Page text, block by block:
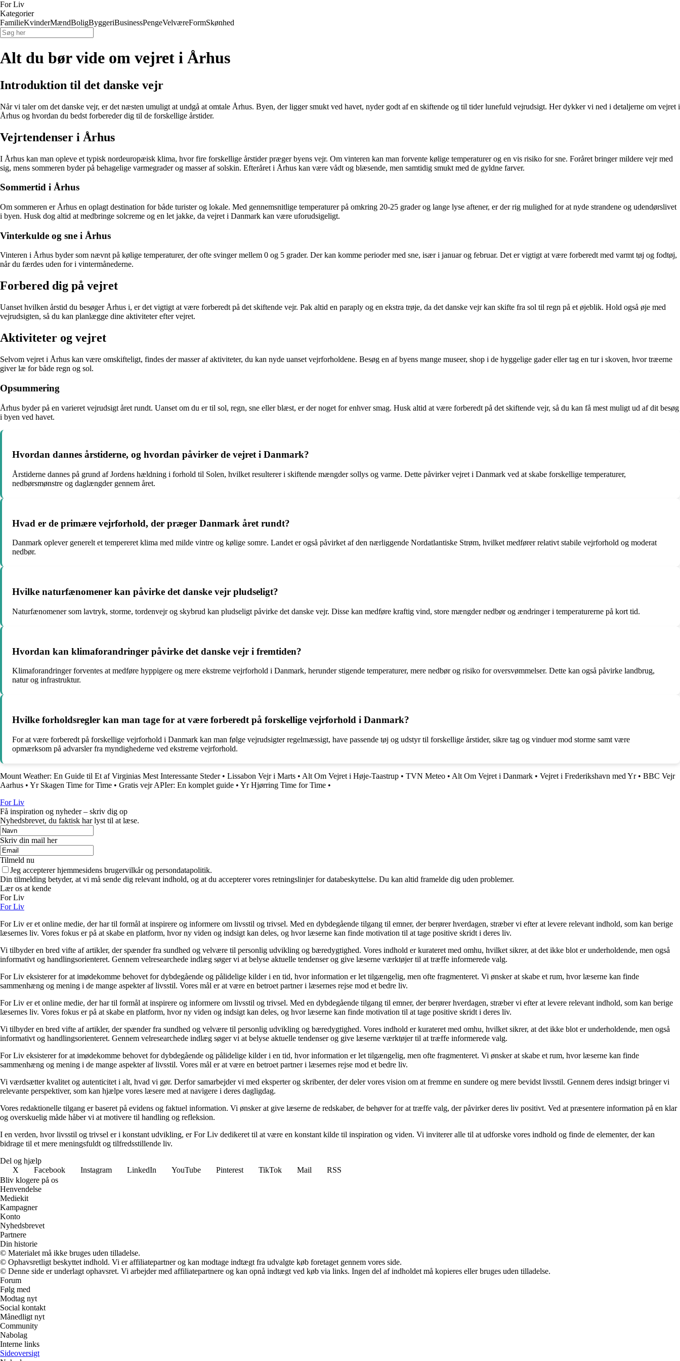
For Liv
Kategorier
FamilieKvinderMændBoligByggeriBusinessPengeVelværeFormSkønhed
Alt du bør vide om vejret i Århus
Introduktion til det danske vejr
Når vi taler om det danske vejr, er det næsten umuligt at undgå at omtale Århus. Byen, der ligger smukt ved havet, nyder godt af en skiftende og til tider lunefuld vejrudsigt. Her dykker vi ned i detaljerne om vejret i
Århus og hvordan du bedst forbereder dig til de forskellige årstider.
Vejrtendenser i Århus
I Århus kan man opleve et typisk nordeuropæisk klima, hvor fire forskellige årstider præger byens vejr. Om vinteren kan man forvente kølige temperaturer og en vis risiko for sne. Foråret bringer mildere vejr med
sig, mens sommeren byder på behagelige varmegrader og masser af solskin. Efteråret i Århus kan være vådt og blæsende, men samtidig smukt med de gyldne farver.
Sommertid i Århus
Om sommeren er Århus en oplagt destination for både turister og lokale. Med gennemsnitlige temperaturer på omkring 20-25 grader og lange lyse aftener, er der rig mulighed for at nyde strandene og udendørslivet
i byen. Husk dog altid at medbringe solcreme og en let jakke, da vejret i Danmark kan være uforudsigeligt.
Vinterkulde og sne i Århus
Vinteren i Århus byder som nævnt på kølige temperaturer, der ofte svinger mellem 0 og 5 grader. Der kan komme perioder med sne, især i januar og februar. Det er vigtigt at være forberedt med varmt tøj og fodtøj,
når du færdes uden for i vintermånederne.
Forbered dig på vejret
Uanset hvilken årstid du besøger Århus i, er det vigtigt at være forberedt på det skiftende vejr. Pak altid en paraply og en ekstra trøje, da det danske vejr kan skifte fra sol til regn på et øjeblik. Hold også øje med
vejrudsigten, så du kan planlægge dine aktiviteter efter vejret.
Aktiviteter og vejret
Selvom vejret i Århus kan være omskifteligt, findes der masser af aktiviteter, du kan nyde uanset vejrforholdene. Besøg en af byens mange museer, shop i de hyggelige gader eller tag en tur i skoven, hvor træerne
giver læ for både regn og sol.
Opsummering
Århus byder på en varieret vejrudsigt året rundt. Uanset om du er til sol, regn, sne eller blæst, er der noget for enhver smag. Husk altid at være forberedt på det skiftende vejr, så du kan få mest muligt ud af dit besøg
i byen ved havet.
Hvordan dannes årstiderne, og hvordan påvirker de vejret i Danmark?
Årstiderne dannes på grund af Jordens hældning i forhold til Solen, hvilket resulterer i skiftende mængder sollys og varme. Dette påvirker vejret i Danmark ved at skabe forskellige temperaturer,
nedbørsmønstre og daglængder gennem året.
Hvad er de primære vejrforhold, der præger Danmark året rundt?
Danmark oplever generelt et tempereret klima med milde vintre og kølige somre. Landet er også påvirket af den nærliggende Nordatlantiske Strøm, hvilket medfører relativt stabile vejrforhold og moderat
nedbør.
Hvilke naturfænomener kan påvirke det danske vejr pludseligt?
Naturfænomener som lavtryk, storme, tordenvejr og skybrud kan pludseligt påvirke det danske vejr. Disse kan medføre kraftig vind, store mængder nedbør og ændringer i temperaturerne på kort tid.
Hvordan kan klimaforandringer påvirke det danske vejr i fremtiden?
Klimaforandringer forventes at medføre hyppigere og mere ekstreme vejrforhold i Danmark, herunder stigende temperaturer, mere nedbør og risiko for oversvømmelser. Dette kan også påvirke landbrug,
natur og infrastruktur.
Hvilke forholdsregler kan man tage for at være forberedt på forskellige vejrforhold i Danmark?
For at være forberedt på forskellige vejrforhold i Danmark kan man følge vejrudsigter regelmæssigt, have passende tøj og udstyr til forskellige årstider, sikre tag og vinduer mod storme samt være
opmærksom på advarsler fra myndighederne ved ekstreme vejrforhold.
Mount Weather: En Guide til Et af Virginias Mest Interessante Steder• Lissabon Vejr i Marts • Alt Om Vejret i Høje-Taastrup • TVN Meteo • Alt Om Vejret i Danmark • Vejret i Frederikshavn med Yr• BBC Vejr
Aarhus • Yr Skagen Time for Time • Gratis vejr APIer: En komplet guide • Yr Hjørring Time for Time •
For Liv
Få inspiration og nyheder – skriv dig op
Nyhedsbrevet, du faktisk har lyst til at læse.
Skriv din mail her
Tilmeld nu
Jeg accepterer hjemmesidens brugervilkår og persondatapolitik.
Din tilmelding betyder, at vi må sende dig relevant indhold, og at du accepterer vores retningslinjer for databeskyttelse. Du kan altid framelde dig uden problemer.
Lær os at kende
For Liv
For Liv
For Liv er et online medie, der har til formål at inspirere og informere om livsstil og trivsel. Med en dybdegående tilgang til emner, der berører hverdagen, stræber vi efter at levere relevant indhold, som kan berige
læsernes liv. Vores fokus er på at skabe en platform, hvor ny viden og indsigt kan deles, og hvor læserne kan finde motivation til at tage positive skridt i deres liv.
Vi tilbyder en bred vifte af artikler, der spænder fra sundhed og velvære til personlig udvikling og bæredygtighed. Vores indhold er kurateret med omhu, hvilket sikrer, at det ikke blot er underholdende, men også
informativt og handlingsorienteret. Gennem velresearchede indlæg søger vi at belyse aktuelle tendenser og give læserne værktøjer til at træffe informerede valg.
For Liv eksisterer for at imødekomme behovet for dybdegående og pålidelige kilder i en tid, hvor information er let tilgængelig, men ofte fragmenteret. Vi ønsker at skabe et rum, hvor læserne kan finde
sammenhæng og mening i de mange aspekter af livsstil. Vores mål er at være en betroet partner i læsernes rejse mod et bedre liv.
For Liv er et online medie, der har til formål at inspirere og informere om livsstil og trivsel. Med en dybdegående tilgang til emner, der berører hverdagen, stræber vi efter at levere relevant indhold, som kan berige
læsernes liv. Vores fokus er på at skabe en platform, hvor ny viden og indsigt kan deles, og hvor læserne kan finde motivation til at tage positive skridt i deres liv.
Vi tilbyder en bred vifte af artikler, der spænder fra sundhed og velvære til personlig udvikling og bæredygtighed. Vores indhold er kurateret med omhu, hvilket sikrer, at det ikke blot er underholdende, men også
informativt og handlingsorienteret. Gennem velresearchede indlæg søger vi at belyse aktuelle tendenser og give læserne værktøjer til at træffe informerede valg.
For Liv eksisterer for at imødekomme behovet for dybdegående og pålidelige kilder i en tid, hvor information er let tilgængelig, men ofte fragmenteret. Vi ønsker at skabe et rum, hvor læserne kan finde
sammenhæng og mening i de mange aspekter af livsstil. Vores mål er at være en betroet partner i læsernes rejse mod et bedre liv.
Vi værdsætter kvalitet og autenticitet i alt, hvad vi gør. Derfor samarbejder vi med eksperter og skribenter, der deler vores vision om at fremme en sundere og mere bevidst livsstil. Gennem deres indsigt bringer vi
relevante perspektiver, som kan hjælpe vores læsere med at navigere i deres dagligdag.
Vores redaktionelle tilgang er baseret på evidens og faktuel information. Vi ønsker at give læserne de redskaber, de behøver for at træffe valg, der påvirker deres liv positivt. Ved at præsentere information på en klar
og overskuelig måde håber vi at motivere til handling og refleksion.
I en verden, hvor livsstil og trivsel er i konstant udvikling, er For Liv dedikeret til at være en konstant kilde til inspiration og viden. Vi inviterer alle til at udforske vores indhold og finde de elementer, der kan
bidrage til et mere meningsfuldt og tilfredsstillende liv.
Del og hjælp
X
Facebook Instagram LinkedIn YouTube Pinterest TikTok Mail
RSS
Bliv klogere på os
Henvendelse
Mediekit
Kampagner
Konto
Nyhedsbrevet
Partnere
Din historie
© Materialet må ikke bruges uden tilladelse.
© Ophavsretligt beskyttet indhold. Vi er affiliatepartner og kan modtage indtægt fra udvalgte køb foretaget gennem vores side.
© Denne side er underlagt ophavsret. Vi arbejder med affiliatepartnere og kan opnå indtægt ved køb via links. Ingen del af indholdet må kopieres eller bruges uden tilladelse.
Forum
Følg med
Modtag nyt
Social kontakt
Månedligt nyt
Community
Nabolag
Interne links
Sideoversigt